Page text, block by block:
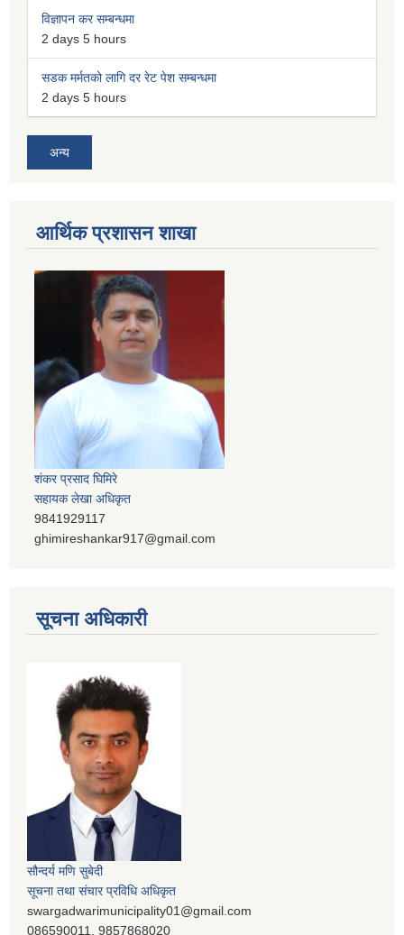
विज्ञापन कर सम्बन्धमा
2 days 5 hours
सडक मर्मतको लागि दर रेट पेश सम्बन्धमा
2 days 5 hours
अन्य
आर्थिक प्रशासन शाखा
शंकर प्रसाद घिमिरे
सहायक लेखा अधिकृत
9841929117
ghimireshankar917@gmail.com
सूचना अधिकारी
सौन्दर्य मणि सुबेदी
सूचना तथा संचार प्रविधि अधिकृत
swargadwarimunicipality01@gmail.com
086590011, 9857868020